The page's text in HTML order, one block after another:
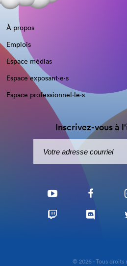
À propos
Emplois
Espace médias
Espace exposant·e⋅s
Espace professionnel·le⋅s
Inscrivez-vous à
© 2026 - Tous droits